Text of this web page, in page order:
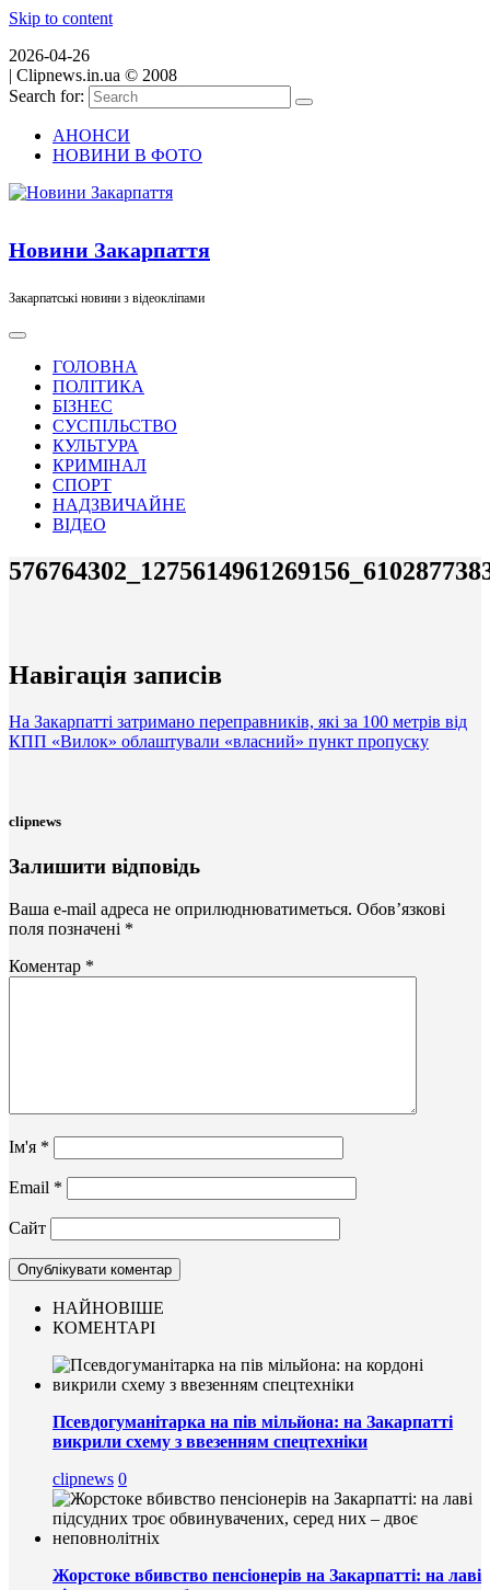
Skip to content
2026-04-26
| Clipnews.in.ua © 2008
Search for:
АНОНСИ
НОВИНИ В ФОТО
Новини Закарпаття
Закарпатські новини з відеокліпами
ГОЛОВНА
ПОЛІТИКА
БІЗНЕС
СУСПІЛЬСТВО
КУЛЬТУРА
КРИМІНАЛ
СПОРТ
НАДЗВИЧАЙНЕ
ВІДЕО
Навігація записів
На Закарпатті затримано переправників, які за 100 метрів від
КПП «Вилок» облаштували «власний» пункт пропуску
clipnews
Залишити відповідь
Ваша e-mail адреса не оприлюднюватиметься. Обов’язкові
поля позначені *
Коментар *
Ім'я *
Email *
Сайт
НАЙНОВІШЕ
КОМЕНТАРІ
Псевдогуманітарка на пів мільйона: на Закарпатті
викрили схему з ввезенням спецтехніки
clipnews 0
Жорстоке вбивство пенсіонерів на Закарпатті: на лаві